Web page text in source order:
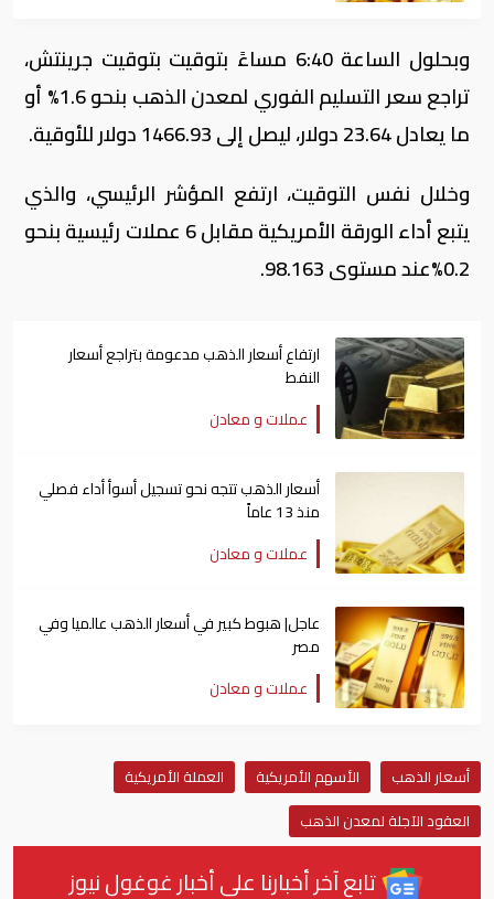
وبحلول الساعة 6:40 مساءً بتوقيت بتوقيت جرينتش،
تراجع سعر التسليم الفوري لمعدن الذهب بنحو 1.6% أو
ما يعادل 23.64 دولار، ليصل إلى 1466.93 دولار للأوقية.
وخلال نفس التوقيت، ارتفع المؤشر الرئيسي، والذي
يتبع أداء الورقة الأمريكية مقابل 6 عملات رئيسية بنحو
0.2%عند مستوى 98.163.
ارتفاع أسعار الذهب مدعومة بتراجع أسعار
النفط
عملات و معادن
أسعار الذهب تتجه نحو تسجيل أسوأ أداء فصلي
منذ 13 عاماً
عملات و معادن
عاجل| هبوط كبير في أسعار الذهب عالميا وفي
مصر
عملات و معادن
أسعار الذهب الأسهم الأمريكية
العملة الأمريكية
العقود الآجلة لمعدن الذهب
تابع آخر أخبارنا على أخبار غوغول نيوز